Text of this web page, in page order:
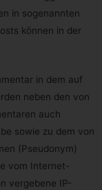
in sogenannten
können in der
in dem auf
neben den von
auch
sowie zu dem von
(Pseudonym)
vom Internet-
vergebene IP-
Daten
Richtlinien-
von dem
Daten wird von
und zwar für eine
ermöglicht, die
Daten zu
die betroffene
die Einschränkung